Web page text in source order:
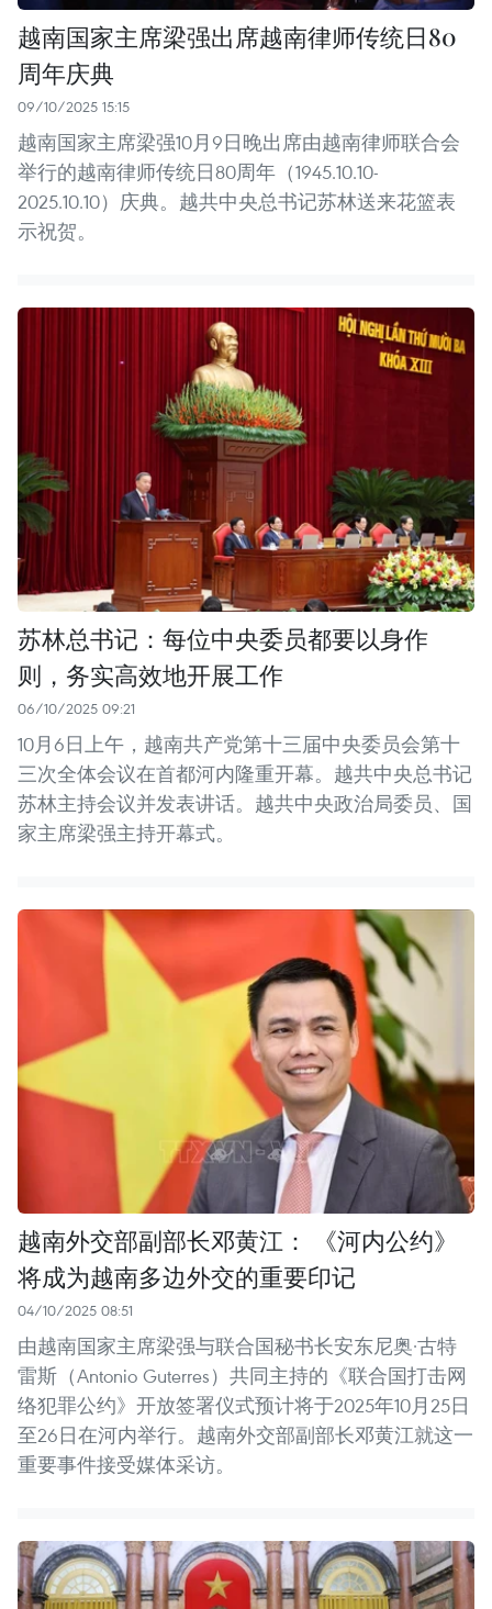
越南国家主席梁强出席越南律师传统日80
周年庆典
09/10/2025 15:15
越南国家主席梁强10月9日晚出席由越南律师联合会
举行的越南律师传统日80周年（1945.10.10-
2025.10.10）庆典。越共中央总书记苏林送来花篮表
示祝贺。
苏林总书记：每位中央委员都要以身作
则，务实高效地开展工作
06/10/2025 09:21
10月6日上午，越南共产党第十三届中央委员会第十
三次全体会议在首都河内隆重开幕。越共中央总书记
苏林主持会议并发表讲话。越共中央政治局委员、国
家主席梁强主持开幕式。
越南外交部副部长邓黄江： 《河内公约》
将成为越南多边外交的重要印记
04/10/2025 08:51
由越南国家主席梁强与联合国秘书长安东尼奥·古特
雷斯（Antonio Guterres）共同主持的《联合国打击网
络犯罪公约》开放签署仪式预计将于2025年10月25日
至26日在河内举行。越南外交部副部长邓黄江就这一
重要事件接受媒体采访。